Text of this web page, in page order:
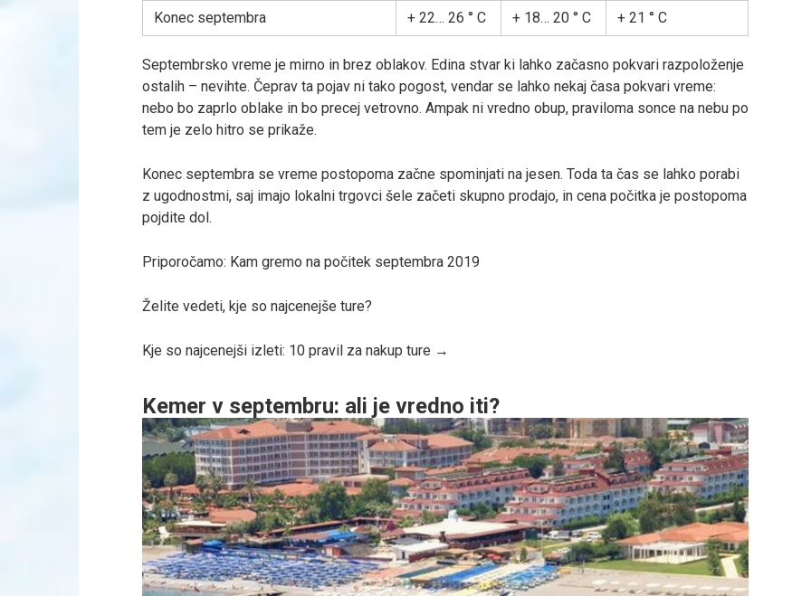
Konec septembra + 22… 26 ° C + 18… 20 ° C + 21 ° C
Septembrsko vreme je mirno in brez oblakov. Edina stvar ki lahko začasno pokvari razpoloženje
ostalih – nevihte. Čeprav ta pojav ni tako pogost, vendar se lahko nekaj časa pokvari vreme:
nebo bo zaprlo oblake in bo precej vetrovno. Ampak ni vredno obup, praviloma sonce na nebu po
tem je zelo hitro se prikaže.
Konec septembra se vreme postopoma začne spominjati na jesen. Toda ta čas se lahko porabi
z ugodnostmi, saj imajo lokalni trgovci šele začeti skupno prodajo, in cena počitka je postopoma
pojdite dol.
Priporočamo: Kam gremo na počitek septembra 2019
Želite vedeti, kje so najcenejše ture?
Kje so najcenejši izleti: 10 pravil za nakup ture →
Kemer v septembru: ali je vredno iti?